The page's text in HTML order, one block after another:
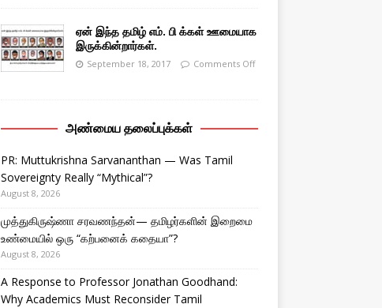
ஏன் இந்த தமிழ் எம். பி க்கள் ஊமையாக
இருக்கின்றார்கள்.
September 18, 2017 Comments Off
அண்மைய தலைப்புக்கள்
PR: Muttukrishna Sarvananthan — Was Tamil
Sovereignty Really “Mythical”?
August 8, 2026
முத்துகிருஷ்ணா சரவணந்தன்— தமிழர்களின் இறைமை
உண்மையில் ஒரு “கற்பனைக் கதையா”?
August 8, 2026
A Response to Professor Jonathan Goodhand:
Why Academics Must Reconsider Tamil